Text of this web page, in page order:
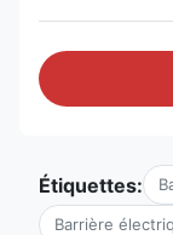
Étiquettes:
Barrière